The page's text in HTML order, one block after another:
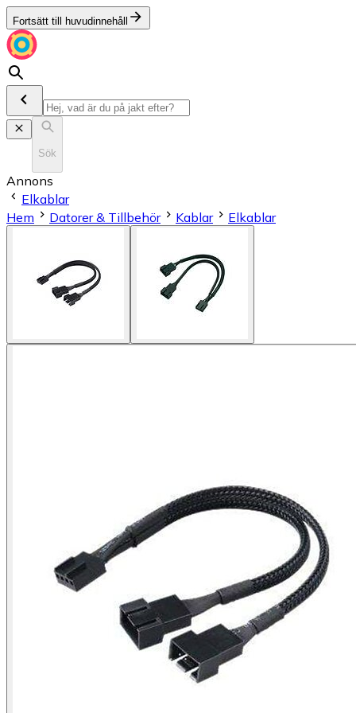
Fortsätt till huvudinnehåll
Sök
Annons
Elkablar
Hem
Datorer & Tillbehör Kablar Elkablar